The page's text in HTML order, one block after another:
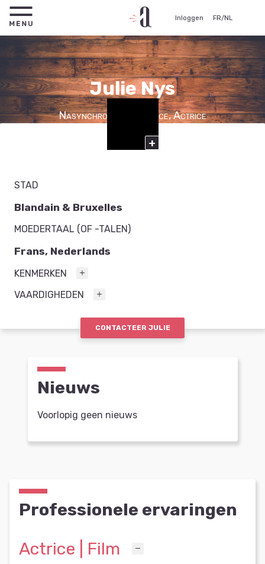
Inloggen FR/NL
Julie Nys
Nasynchronisatie actrice, Actrice
+
STAD
Blandain & Bruxelles
MOEDERTAAL (OF -TALEN)
Frans, Nederlands
KENMERKEN
VAARDIGHEDEN
CONTACTEER JULIE
Nieuws
Voorlopig geen nieuws
Professionele ervaringen
Actrice | Film